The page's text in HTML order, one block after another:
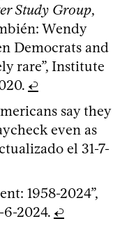
Study Group,
Wendy
Democrats and
rare”, Institute
↩
say they
even as
el 31-7-
1958-2024”,
6-2024. ↩